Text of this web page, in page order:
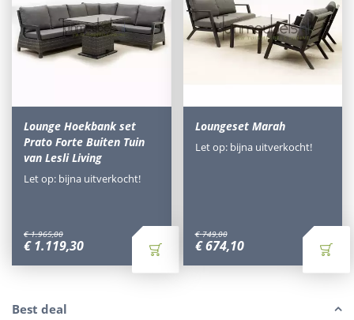
Lounge Hoekbank set
Prato Forte Buiten Tuin
van Lesli Living
€ 1.965,00
€ 1.119,30
Let op: bijna uitverkocht!
Loungeset Marah
€ 749,00
€ 674,10
Let op: bijna uitverkocht!
Best deal